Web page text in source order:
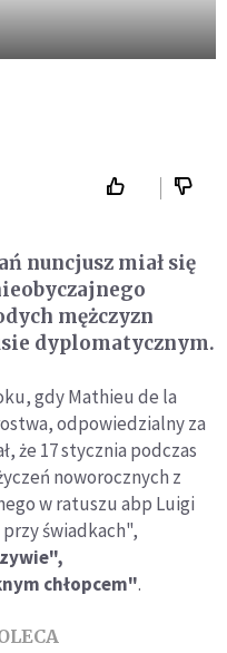
nuncjusz miał się
mężczyzn
dyplomatycznym.
gdy Mathieu de la
odpowiedzialny za
że 17 stycznia podczas
noworocznych z
w ratuszu abp Luigi
świadkach",
chłopcem".